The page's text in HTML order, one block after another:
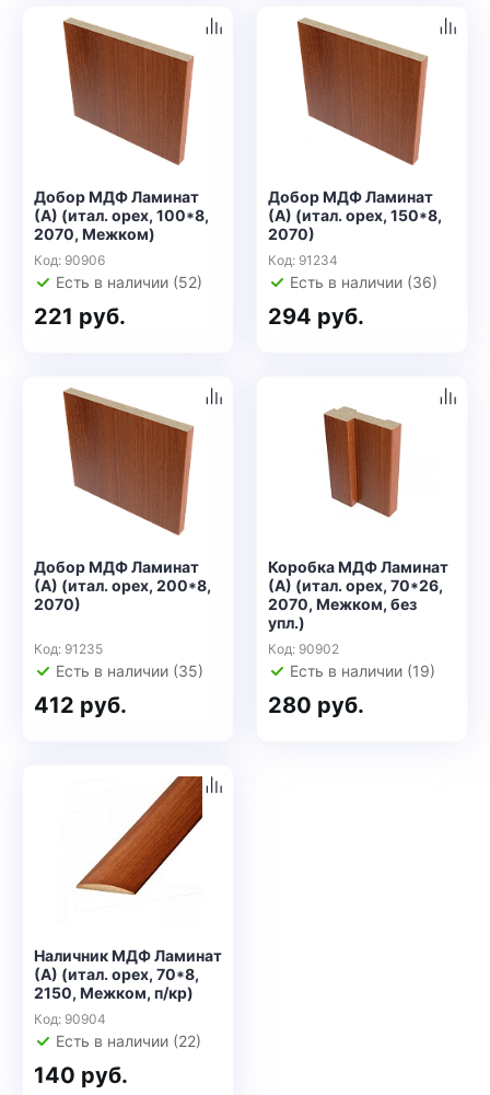
Добор МДФ Ламинат
(А) (итал. орех, 100*8,
2070, Межком)
Код: 90906
Есть в наличии (52)
221 руб.
Добор МДФ Ламинат
(А) (итал. орех, 150*8,
2070)
Код: 91234
Есть в наличии (36)
294 руб.
Добор МДФ Ламинат
(А) (итал. орех, 200*8,
2070)
Код: 91235
Есть в наличии (35)
412 руб.
Коробка МДФ Ламинат
(А) (итал. орех, 70*26,
2070, Межком, без
упл.)
Код: 90902
Есть в наличии (19)
280 руб.
Наличник МДФ Ламинат
(А) (итал. орех, 70*8,
2150, Межком, п/кр)
Код: 90904
Есть в наличии (22)
140 руб.